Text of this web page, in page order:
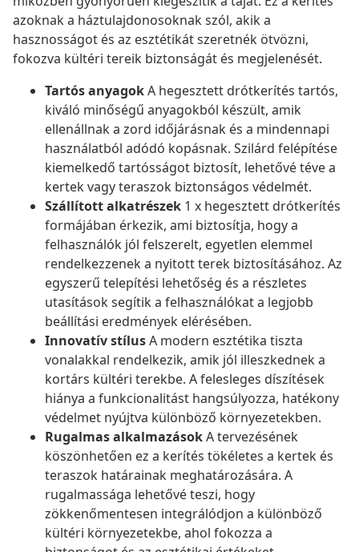
azoknak a háztulajdonosoknak szól, akik a
hasznosságot és az esztétikát szeretnék ötvözni,
fokozva kültéri tereik biztonságát és megjelenését.
Tartós anyagokA hegesztett drótkerítés tartós,
kiváló minőségű anyagokból készült, amik
ellenállnak a zord időjárásnak és a mindennapi
használatból adódó kopásnak. Szilárd felépítése
kiemelkedő tartósságot biztosít, lehetővé téve a
kertek vagy teraszok biztonságos védelmét.
Szállított alkatrészek 1 x hegesztett drótkerítés
formájában érkezik, ami biztosítja, hogy a
felhasználók jól felszerelt, egyetlen elemmel
rendelkezzenek a nyitott terek biztosításához. Az
egyszerű telepítési lehetőség és a részletes
utasítások segítik a felhasználókat a legjobb
beállítási eredmények elérésében.
Innovatív stílusA modern esztétika tiszta
vonalakkal rendelkezik, amik jól illeszkednek a
kortárs kültéri terekbe. A felesleges díszítések
hiánya a funkcionalitást hangsúlyozza, hatékony
védelmet nyújtva különböző környezetekben.
Rugalmas alkalmazásokA tervezésének
köszönhetően ez a kerítés tökéletes a kertek és
teraszok határainak meghatározására. A
rugalmassága lehetővé teszi, hogy
zökkenőmentesen integrálódjon a különböző
kültéri környezetekbe, ahol fokozza a